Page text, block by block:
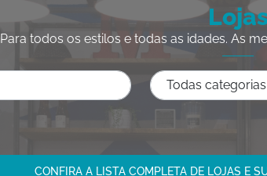
Para todos os estilos e todas as idades. As
CONFIRA A LISTA COMPLETA DE LOJAS E